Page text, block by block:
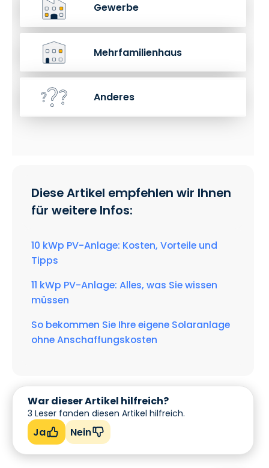
Gewerbe
Mehrfamilienhaus
Anderes
Diese Artikel empfehlen wir Ihnen
für weitere Infos:
10 kWp PV-Anlage: Kosten, Vorteile und
Tipps
11 kWp PV-Anlage: Alles, was Sie wissen
müssen
So bekommen Sie Ihre eigene Solaranlage
ohne Anschaffungskosten
War dieser Artikel hilfreich?
3 Leser fanden diesen Artikel hilfreich.
Ja Nein